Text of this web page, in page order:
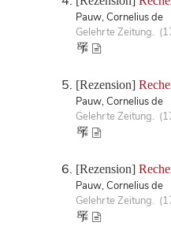
Pauw, Cornelius de
Gelehrte Zeitung.
[Rezension]
Pauw, Cornelius de
Gelehrte Zeitung.
[Rezension]
Pauw, Cornelius de
Gelehrte Zeitung.